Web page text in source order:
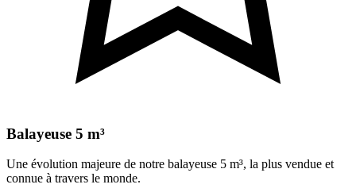
Balayeuse 5 m³
Une évolution majeure de notre balayeuse 5 m³, la plus vendue et
connue à travers le monde.